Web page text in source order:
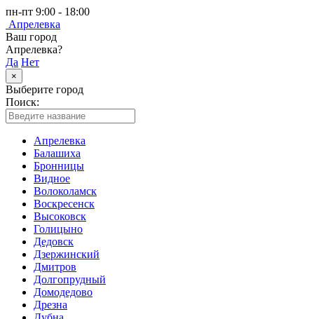
пн-пт 9:00 - 18:00
Апрелевка
Ваш город
Апрелевка?
Да Нет
×
Выберите город
Поиск:
Апрелевка
Балашиха
Бронницы
Видное
Волоколамск
Воскресенск
Высоковск
Голицыно
Дедовск
Дзержинский
Дмитров
Долгопрудный
Домодедово
Дрезна